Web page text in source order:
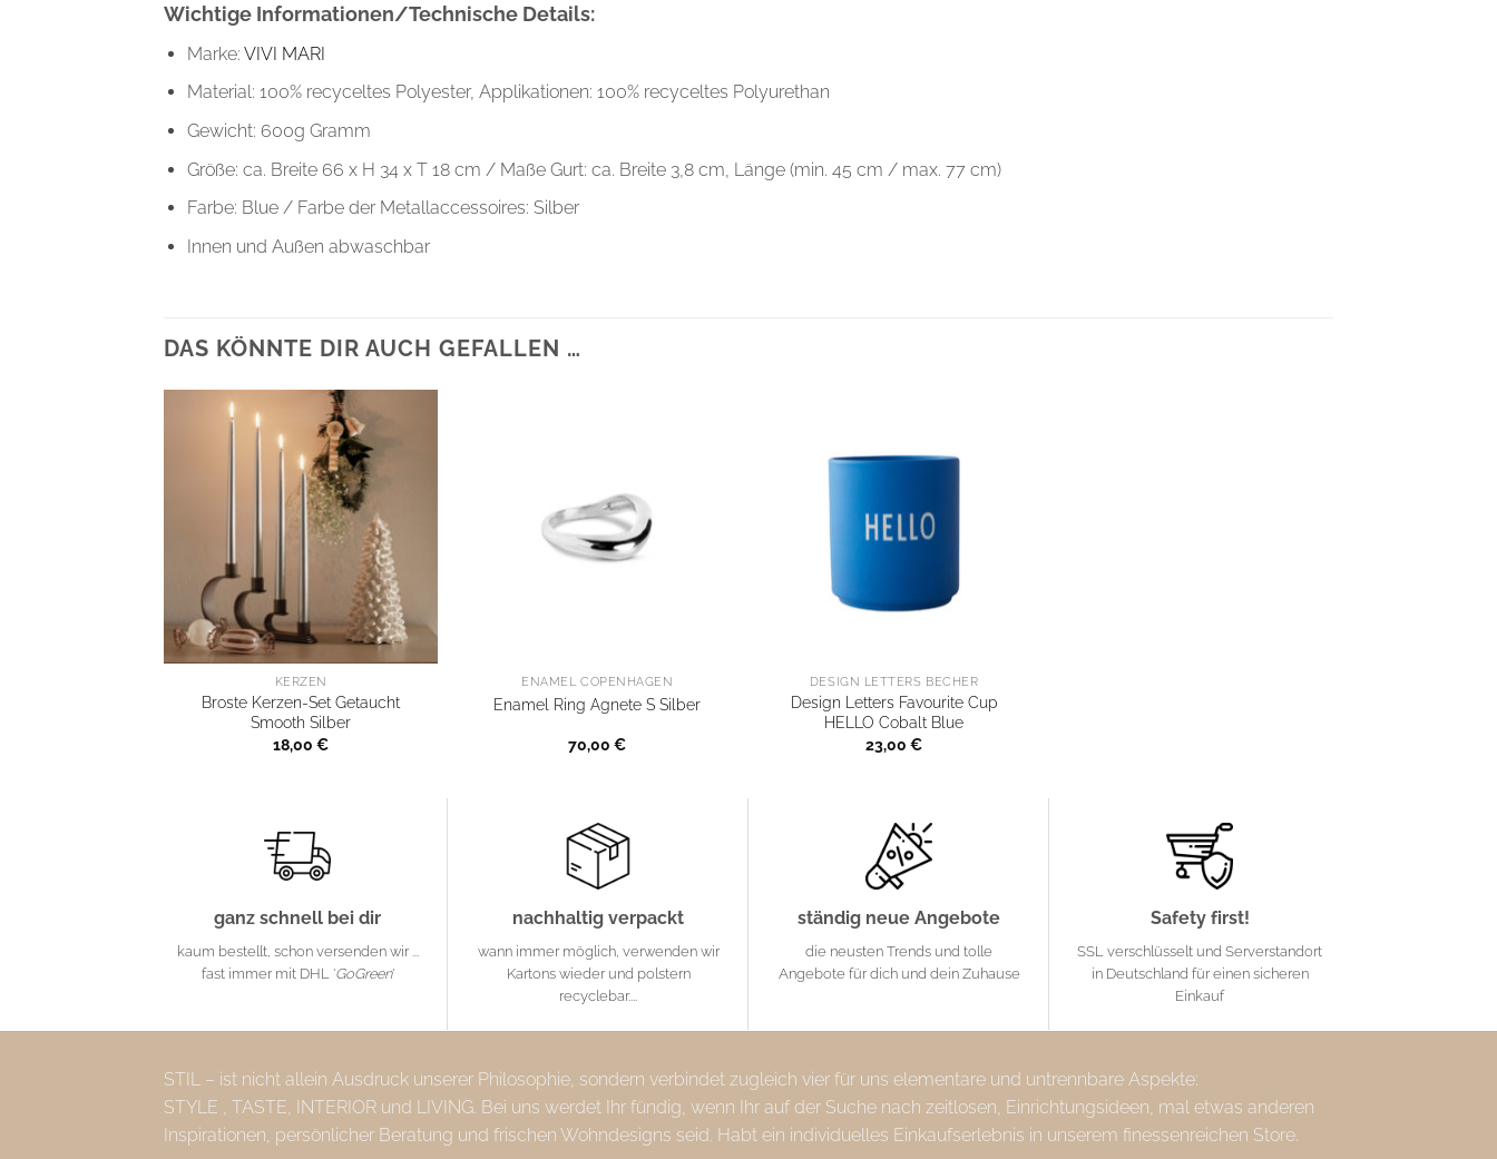
Wichtige Informationen/Technische Details:
Marke: VIVI MARI
Material: 100% recyceltes Polyester, Applikationen: 100% recyceltes Polyurethan
Gewicht: 600g Gramm
Größe: ca. Breite 66 x H 34 x T 18 cm / Maße Gurt: ca. Breite 3,8 cm, Länge (min. 45 cm / max. 77 cm)
Farbe: Blue / Farbe der Metallaccessoires: Silber
Innen und Außen abwaschbar
DAS KÖNNTE DIR AUCH GEFALLEN …
KERZEN
Broste Kerzen-Set Getaucht
Smooth Silber
18,00€
ENAMEL COPENHAGEN
Enamel Ring Agnete S Silber
70,00€
DESIGN LETTERS BECHER
Design Letters Favourite Cup
HELLO Cobalt Blue
23,00€
ganz schnell bei dir
kaum bestellt, schon versenden wir ...
fast immer mit DHL 'GoGreen'
nachhaltig verpackt
wann immer möglich, verwenden wir
Kartons wieder und polstern
recyclebar....
ständig neue Angebote
die neusten Trends und tolle
Angebote für dich und dein Zuhause
Safety first!
SSL verschlüsselt und Serverstandort
in Deutschland für einen sicheren
Einkauf
STIL – ist nicht allein Ausdruck unserer Philosophie, sondern verbindet zugleich vier für uns elementare und untrennbare Aspekte:
STYLE , TASTE, INTERIOR und LIVING. Bei uns werdet Ihr fündig, wenn Ihr auf der Suche nach zeitlosen, Einrichtungsideen, mal etwas anderen
Inspirationen, persönlicher Beratung und frischen Wohndesigns seid. Habt ein individuelles Einkaufserlebnis in unserem finessenreichen Store.